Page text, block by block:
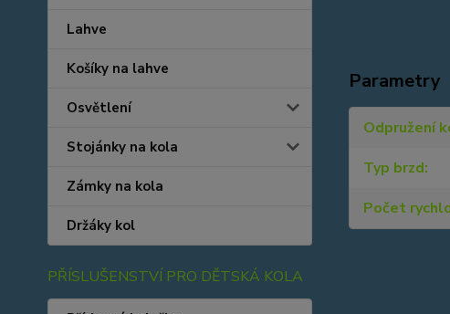
Lahve
Košíky na lahve
Osvětlení
Stojánky na kola
Zámky na kola
Držáky kol
PŘÍSLUŠENSTVÍ PRO DĚTSKÁ KOLA
Parametry
Odpružení
Typ brzd
Počet